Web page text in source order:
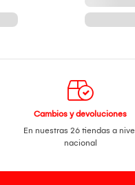
Cambios y devoluciones
En nuestras 26 tiendas a nivel
nacional